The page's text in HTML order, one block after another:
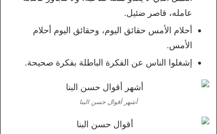
عامله، قاصر ضئيل.
أحلام الأمس حقائق اليوم، وحقائق اليوم أحلام
الأمس.
إشغلوا الناس عن الفكرة الباطلة بفكرة صحيحة.
أشهر أقوال حسن البنا